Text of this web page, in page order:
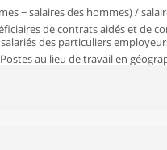
− salaires des hommes) /
de contrats aidés et de
des particuliers
au lieu de travail en